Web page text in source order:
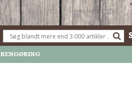
RENGØRING